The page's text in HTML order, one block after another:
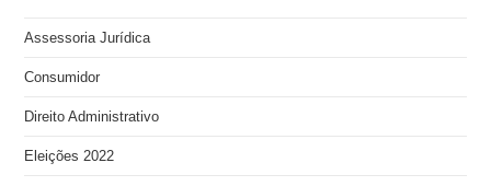
Assessoria Jurídica
Consumidor
Direito Administrativo
Eleições 2022